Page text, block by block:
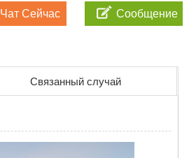
Чат Сейчас Сообщение
Связанный случай